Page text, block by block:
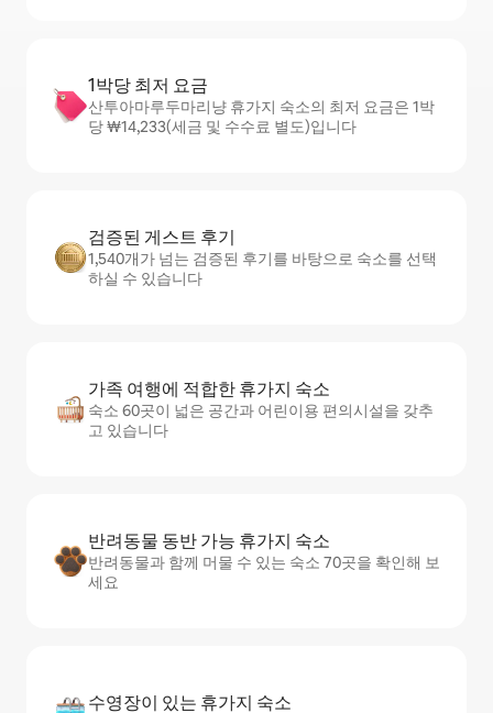
1박당 최저 요금
산투아마루두마리냥 휴가지 숙소의 최저 요금은 1박
당 ₩14,233(세금 및 수수료 별도)입니다
검증된 게스트 후기
1,540개가 넘는 검증된 후기를 바탕으로 숙소를 선택
하실 수 있습니다
가족 여행에 적합한 휴가지 숙소
숙소 60곳이 넓은 공간과 어린이용 편의시설을 갖추
고 있습니다
반려동물 동반 가능 휴가지 숙소
반려동물과 함께 머물 수 있는 숙소 70곳을 확인해 보
세요
수영장이 있는 휴가지 숙소